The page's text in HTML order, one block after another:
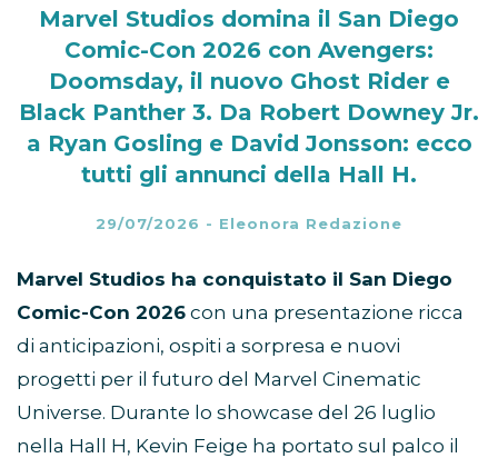
Marvel Studios domina il San Diego
Comic-Con 2026 con Avengers:
Doomsday, il nuovo Ghost Rider e
Black Panther 3. Da Robert Downey Jr.
a Ryan Gosling e David Jonsson: ecco
tutti gli annunci della Hall H.
29/07/2026 - Eleonora Redazione
Marvel Studios ha conquistato il San Diego
Comic-Con 2026 con una presentazione ricca
di anticipazioni, ospiti a sorpresa e nuovi
progetti per il futuro del Marvel Cinematic
Universe. Durante lo showcase del 26 luglio
nella Hall H, Kevin Feige ha portato sul palco il